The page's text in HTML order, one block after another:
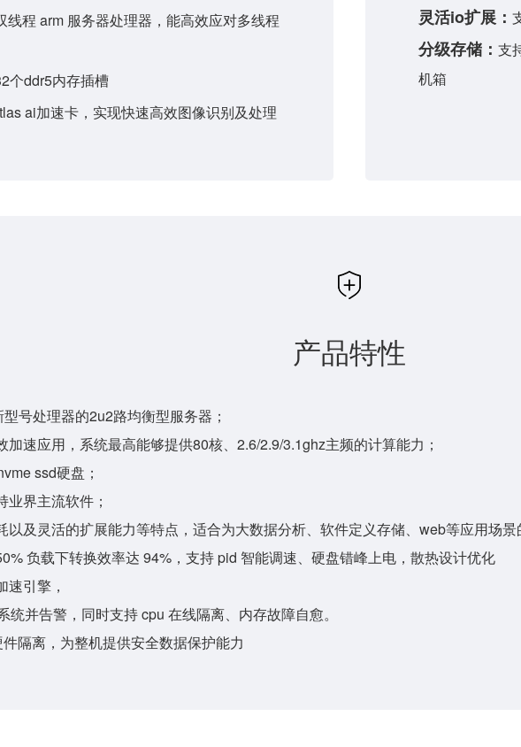
线程 arm 服务器处理器，能高效应对多线程
个ddr5内存插槽
ai加速卡，实现快速高效图像识别及处理
灵活io扩展：
分级存储：支
机箱
产品特性
号处理器的2u2路均衡型服务器；
加速应用，系统最高能够提供80核、2.6/2.9/3.1ghz主频的计算能力；
ssd硬盘；
界主流软件；
以及灵活的扩展能力等特点，适合为大数据分析、软件定义存储、web等应用场景
负载下转换效率达 94%，支持 pid 智能调速、硬盘错峰上电，散热设计优化
速引擎，
统并告警，同时支持 cpu 在线隔离、内存故障自愈。
隔离，为整机提供安全数据保护能力